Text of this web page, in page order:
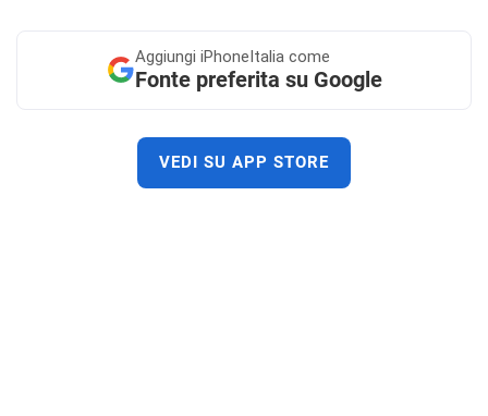
Aggiungi iPhoneItalia come
Fonte preferita su Google
VEDI SU APP STORE